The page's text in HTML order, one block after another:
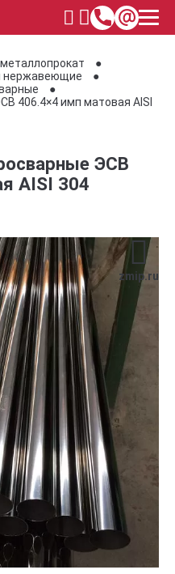
нержавеющие
406.4×4 имп матовая AISI
ЭСВ
AISI 304
zmip.ru